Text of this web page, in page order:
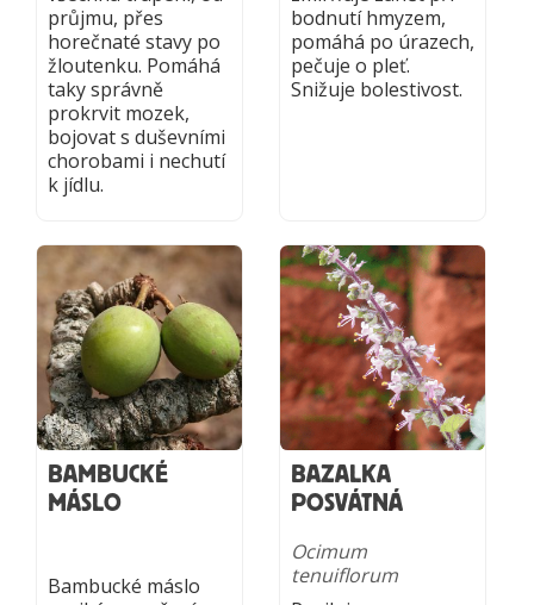
průjmu, přes
horečnaté stavy po
žloutenku. Pomáhá
taky správně
prokrvit mozek,
bojovat s duševními
chorobami i nechutí
k jídlu.
bodnutí hmyzem,
pomáhá po úrazech,
pečuje o pleť.
Snižuje bolestivost.
BAMBUCKÉ
MÁSLO
Bambucké máslo
BAZALKA
POSVÁTNÁ
Ocimum
tenuiflorum